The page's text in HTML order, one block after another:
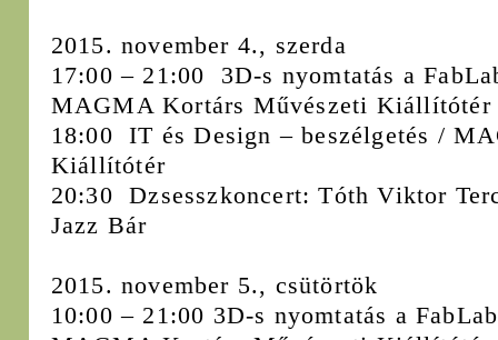
2015. november 4., szerda
17:00 – 21:00 3D-s nyomtatás a
MAGMA Kortárs Művészeti Kiállítótér
18:00 IT és Design – beszélgetés /
Kiállítótér
20:30 Dzsesszkoncert: Tóth Viktor
Jazz Bár
2015. november 5., csütörtök
10:00 – 21:00 3D-s nyomtatás a